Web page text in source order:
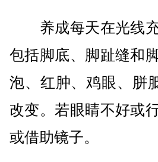
养成每天在光线充
包括脚底、脚趾缝和
泡、红肿、鸡眼、胼
改变。若眼睛不好或
或借助镜子。